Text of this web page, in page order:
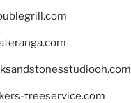
treeservice.com